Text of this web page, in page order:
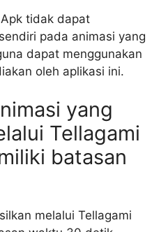
tidak dapat
pada animasi yang
dapat menggunakan
oleh aplikasi ini.
yang
Tellagami
batasan
melalui Tellagami